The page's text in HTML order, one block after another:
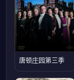
唐顿庄园第三季